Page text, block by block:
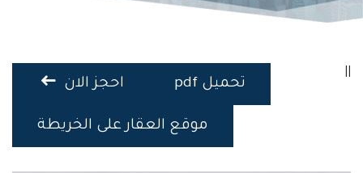
احجز الان تحميل pdf
موقع العقار على الخريطة